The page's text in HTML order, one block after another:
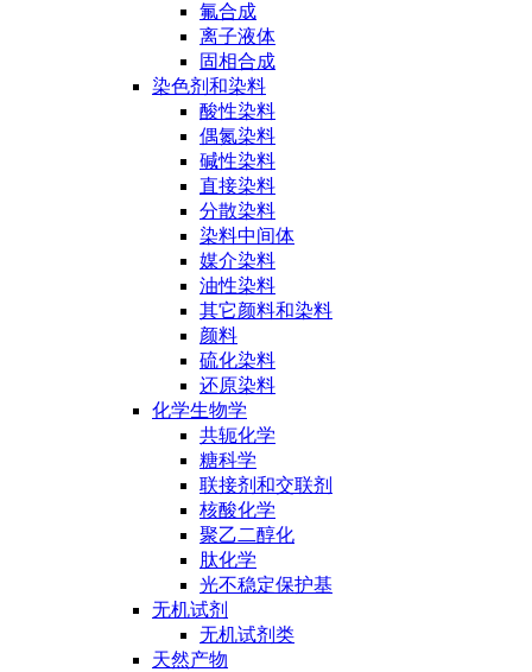
氟合成
离子液体
固相合成
染色剂和染料
酸性染料
偶氮染料
碱性染料
直接染料
分散染料
染料中间体
媒介染料
油性染料
其它颜料和染料
颜料
硫化染料
还原染料
化学生物学
共轭化学
糖科学
联接剂和交联剂
核酸化学
聚乙二醇化
肽化学
光不稳定保护基
无机试剂
无机试剂类
天然产物